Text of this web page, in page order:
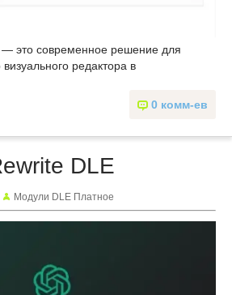
это современное решение для
редактора в
0 комм-ев
DLE
Mодули DLE Платное